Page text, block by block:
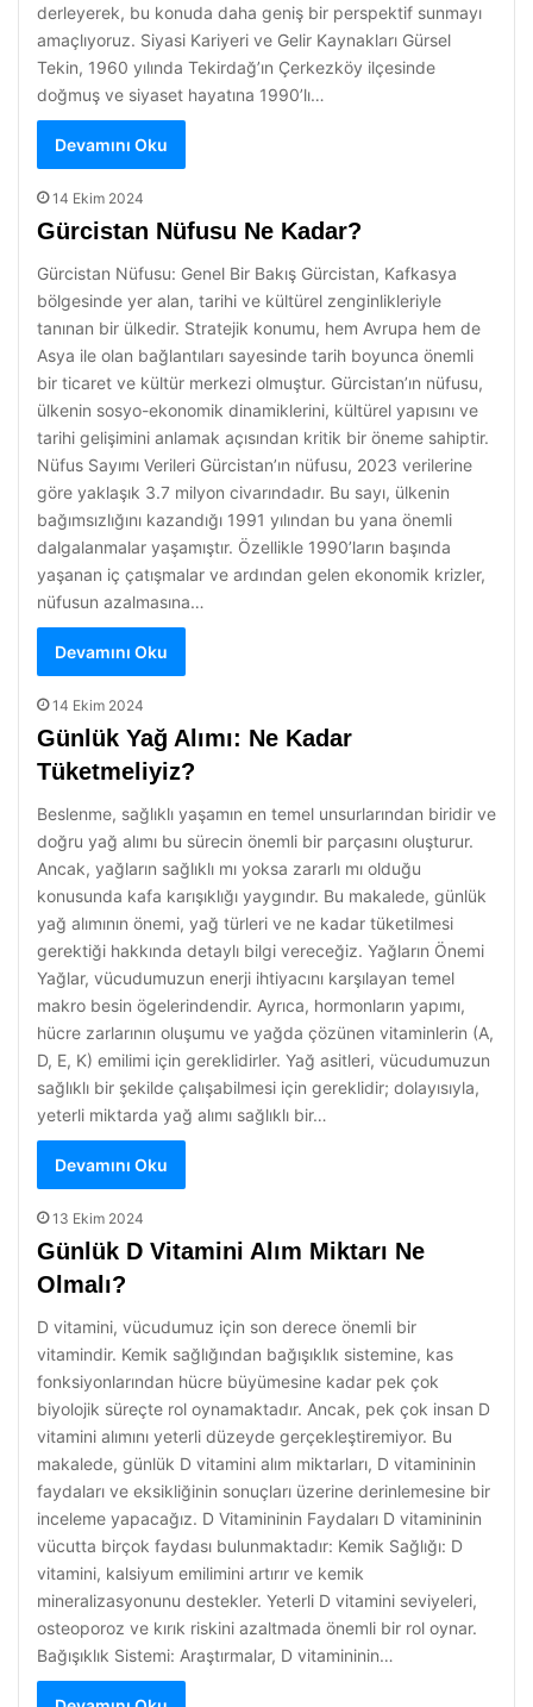
derleyerek, bu konuda daha geniş bir perspektif sunmayı
amaçlıyoruz. Siyasi Kariyeri ve Gelir Kaynakları Gürsel
Tekin, 1960 yılında Tekirdağ’ın Çerkezköy ilçesinde
doğmuş ve siyaset hayatına 1990’lı…
Devamını Oku
14 Ekim 2024
Gürcistan Nüfusu Ne Kadar?
Gürcistan Nüfusu: Genel Bir Bakış Gürcistan, Kafkasya
bölgesinde yer alan, tarihi ve kültürel zenginlikleriyle
tanınan bir ülkedir. Stratejik konumu, hem Avrupa hem de
Asya ile olan bağlantıları sayesinde tarih boyunca önemli
bir ticaret ve kültür merkezi olmuştur. Gürcistan’ın nüfusu,
ülkenin sosyo-ekonomik dinamiklerini, kültürel yapısını ve
tarihi gelişimini anlamak açısından kritik bir öneme sahiptir.
Nüfus Sayımı Verileri Gürcistan’ın nüfusu, 2023 verilerine
göre yaklaşık 3.7 milyon civarındadır. Bu sayı, ülkenin
bağımsızlığını kazandığı 1991 yılından bu yana önemli
dalgalanmalar yaşamıştır. Özellikle 1990’ların başında
yaşanan iç çatışmalar ve ardından gelen ekonomik krizler,
nüfusun azalmasına…
Devamını Oku
14 Ekim 2024
Günlük Yağ Alımı: Ne Kadar
Tüketmeliyiz?
Beslenme, sağlıklı yaşamın en temel unsurlarından biridir ve
doğru yağ alımı bu sürecin önemli bir parçasını oluşturur.
Ancak, yağların sağlıklı mı yoksa zararlı mı olduğu
konusunda kafa karışıklığı yaygındır. Bu makalede, günlük
yağ alımının önemi, yağ türleri ve ne kadar tüketilmesi
gerektiği hakkında detaylı bilgi vereceğiz. Yağların Önemi
Yağlar, vücudumuzun enerji ihtiyacını karşılayan temel
makro besin ögelerindendir. Ayrıca, hormonların yapımı,
hücre zarlarının oluşumu ve yağda çözünen vitaminlerin (A,
D, E, K) emilimi için gereklidirler. Yağ asitleri, vücudumuzun
sağlıklı bir şekilde çalışabilmesi için gereklidir; dolayısıyla,
yeterli miktarda yağ alımı sağlıklı bir…
Devamını Oku
13 Ekim 2024
Günlük D Vitamini Alım Miktarı Ne
Olmalı?
D vitamini, vücudumuz için son derece önemli bir
vitamindir. Kemik sağlığından bağışıklık sistemine, kas
fonksiyonlarından hücre büyümesine kadar pek çok
biyolojik süreçte rol oynamaktadır. Ancak, pek çok insan D
vitamini alımını yeterli düzeyde gerçekleştiremiyor. Bu
makalede, günlük D vitamini alım miktarları, D vitamininin
faydaları ve eksikliğinin sonuçları üzerine derinlemesine bir
inceleme yapacağız. D Vitamininin Faydaları D vitamininin
vücutta birçok faydası bulunmaktadır: Kemik Sağlığı: D
vitamini, kalsiyum emilimini artırır ve kemik
mineralizasyonunu destekler. Yeterli D vitamini seviyeleri,
osteoporoz ve kırık riskini azaltmada önemli bir rol oynar.
Bağışıklık Sistemi: Araştırmalar, D vitamininin…